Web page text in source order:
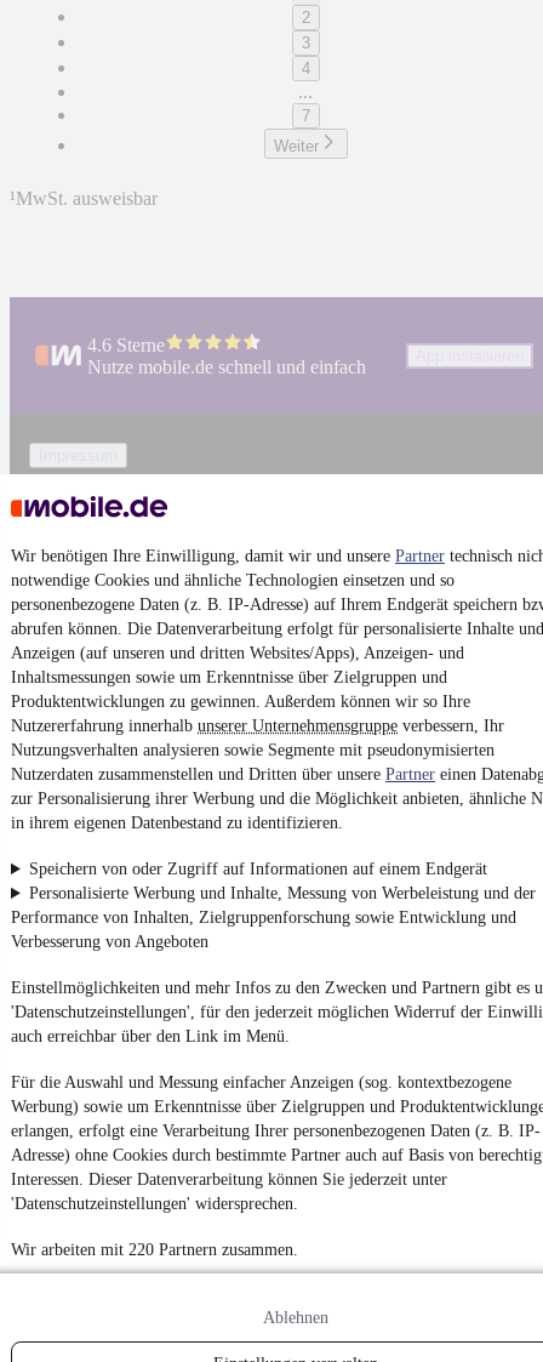
Wir benötigen Ihre Einwilligung, damit wir und unsere Partner technisch
notwendige Cookies und ähnliche Technologien einsetzen und so
personenbezogene Daten (z. B. IP-Adresse) auf Ihrem Endgerät speichern
abrufen können. Die Datenverarbeitung erfolgt für personalisierte Inhalte und
Anzeigen (auf unseren und dritten Websites/Apps), Anzeigen- und
Inhaltsmessungen sowie um Erkenntnisse über Zielgruppen und
Produktentwicklungen zu gewinnen. Außerdem können wir so Ihre
Nutzererfahrung innerhalb unserer Unternehmensgruppe verbessern, Ihr
Nutzungsverhalten analysieren sowie Segmente mit pseudonymisierten
Nutzerdaten zusammenstellen und Dritten über unsere Partner einen
zur Personalisierung ihrer Werbung und die Möglichkeit anbieten, ähnliche
in ihrem eigenen Datenbestand zu identifizieren.
Speichern von oder Zugriff auf Informationen auf einem Endgerät
Personalisierte Werbung und Inhalte, Messung von Werbeleistung und der
Performance von Inhalten, Zielgruppenforschung sowie Entwicklung und
Verbesserung von Angeboten
Einstellmöglichkeiten und mehr Infos zu den Zwecken und Partnern gibt es
'Datenschutzeinstellungen', für den jederzeit möglichen Widerruf der
auch erreichbar über den Link im Menü.
Für die Auswahl und Messung einfacher Anzeigen (sog. kontextbezogene
Werbung) sowie um Erkenntnisse über Zielgruppen und
erlangen, erfolgt eine Verarbeitung Ihrer personenbezogenen Daten (z. B. IP-
Adresse) ohne Cookies durch bestimmte Partner auch auf Basis von
Interessen. Dieser Datenverarbeitung können Sie jederzeit unter
'Datenschutzeinstellungen' widersprechen.
Wir arbeiten mit 220 Partnern zusammen.
Ablehnen
2
3
4
...
7
Weiter
¹MwSt. ausweisbar
4.6 Sterne
Nutze mobile.de schnell und einfach
Datenschutz
Datenschutzeinstellungen
Erklärung zur Barrierefreiheit
Report Security Vulnerability (English)
Powered by
ObNeuwagen ,GebrauchtwagenoderLeasing-Angebote: Alle
Fahrzeuge gibt es bei mobile.de